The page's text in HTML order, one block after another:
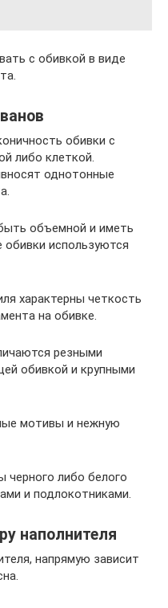
с обивкой в виде
обивки с
либо клеткой.
однотонные
объемной и иметь
обивки используются
характерны четкость
на обивке.
резными
обивкой и крупными
мотивы и нежную
либо белого
и подлокотниками.
наполнителя
напрямую зависит